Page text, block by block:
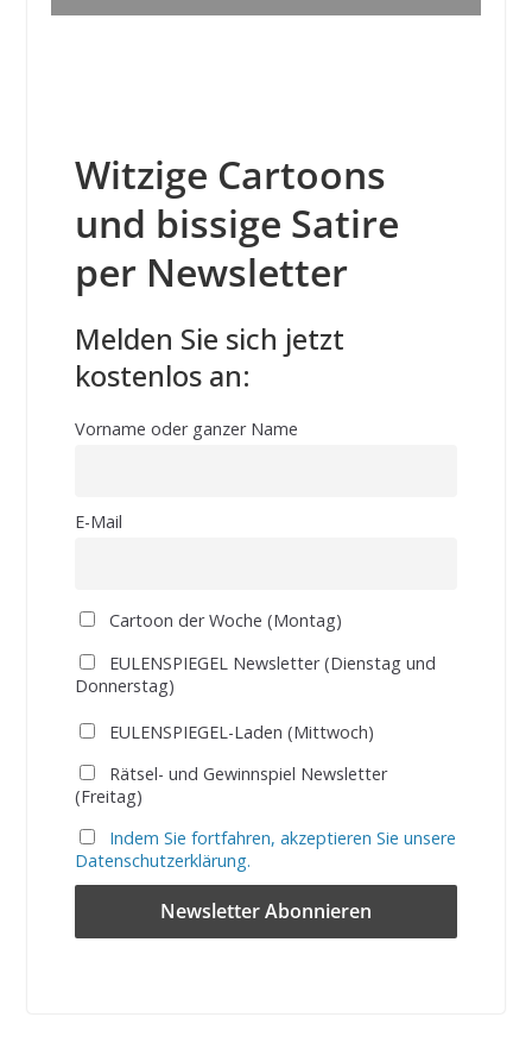
Witzige Cartoons
und bissige Satire
per Newsletter
Melden Sie sich jetzt
kostenlos an:
Vorname oder ganzer Name
E-Mail
Cartoon der Woche (Montag)
EULENSPIEGEL Newsletter (Dienstag und
Donnerstag)
EULENSPIEGEL-Laden (Mittwoch)
Rätsel- und Gewinnspiel Newsletter
(Freitag)
Indem Sie fortfahren, akzeptieren Sie unsere
Datenschutzerklärung.